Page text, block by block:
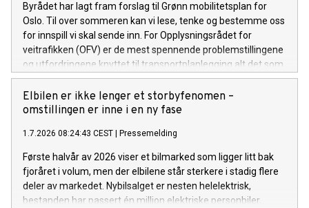
Byrådet har lagt fram forslag til Grønn mobilitetsplan for
Oslo. Til over sommeren kan vi lese, tenke og bestemme oss
for innspill vi skal sende inn. For Opplysningsrådet for
veitrafikken (OFV) er de mest spennende problemstillingene
og utfordringene knyttet til transportplanlegging alt det som
ikke nevnes i planen. Oslos byråd skal ha en ting – de
mangler ikke ambisjoner når det gjelder framtidens
transportsystem i byen. Flere byer og kommuner kan lære av
og bylogistikk samtidig. Og selvsagt kan ikke denne planen
løse alle utfordringer, men for OFV blir noen prioritereringer
særlig synlige. For det mest interessante med mobilitet i Oslo
er det som planen ikke sier noe om.
Elbilen er ikke lenger et storbyfenomen –
omstillingen er inne i en ny fase
1.7.2026 08:24:43 CEST Pressemelding
Første halvår av 2026 viser et bilmarked som ligger litt bak
fjoråret i volum, men der elbilene står sterkere i stadig flere
deler av markedet. Nybilsalget er nesten helelektrisk,
bestanden har passert én million elektriske personbiler,